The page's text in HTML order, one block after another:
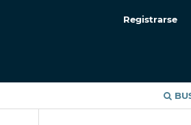
Registrarse